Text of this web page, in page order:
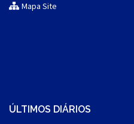
Mapa Site
ÚLTIMOS DIÁRIOS